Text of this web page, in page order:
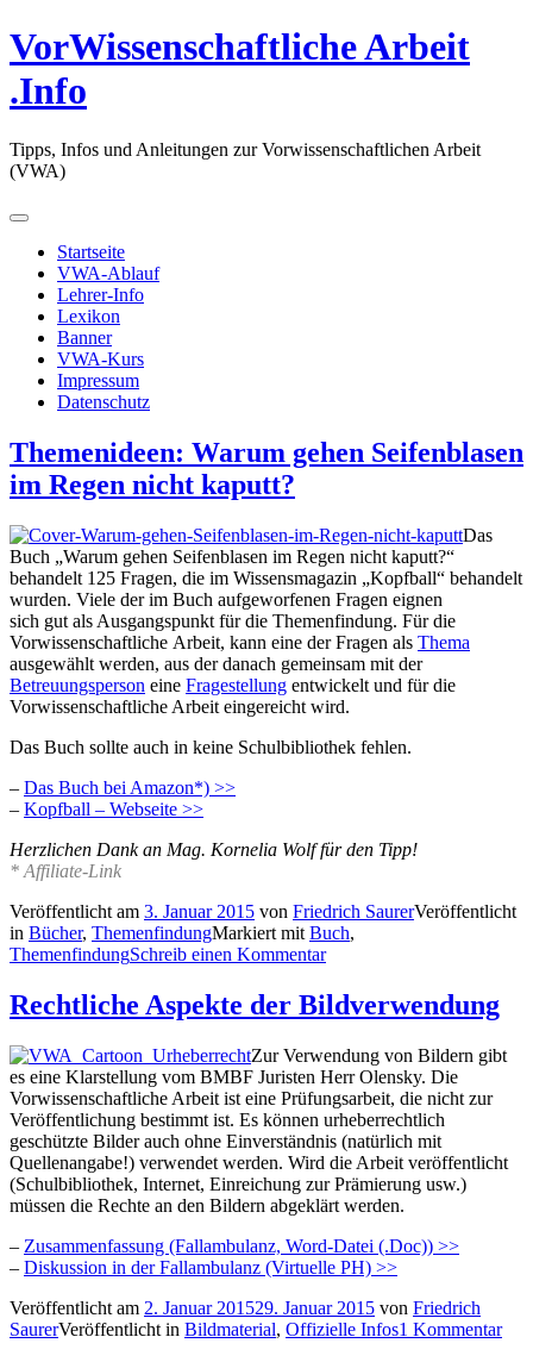
Zum
Inhalt
springen
VorWissenschaftliche Arbeit
.Info
Tipps, Infos und Anleitungen zur Vorwissenschaftlichen Arbeit
(VWA)
Primäres
Startseite
VWA-Ablauf
Lehrer-Info
Lexikon
Banner
VWA-Kurs
Impressum
Datenschutz
Themenideen: Warum gehen Seifenblasen
im Regen nicht kaputt?
Das
Buch „Warum gehen Seifenblasen im Regen nicht kaputt?“
behandelt 125 Fragen, die im Wissensmagazin „Kopfball“ behandelt
wurden. Viele der im Buch aufgeworfenen Fragen eignen
sich gut als Ausgangspunkt für die Themenfindung. Für die
Vorwissenschaftliche Arbeit, kann eine der Fragen als Thema
ausgewählt werden, aus der danach gemeinsam mit der
Betreuungsperson eine Fragestellung entwickelt und für die
Vorwissenschaftliche Arbeit eingereicht wird.
Das Buch sollte auch in keine Schulbibliothek fehlen.
– Das Buch bei Amazon*) >>
– Kopfball – Webseite >>
Herzlichen Dank an Mag. Kornelia Wolf für den Tipp!
* Affiliate-Link
Veröffentlicht am 3. Januar 2015 von Friedrich SaurerVeröffentlicht
in Bücher, ThemenfindungMarkiert mit Buch,
ThemenfindungSchreib einen Kommentar
Rechtliche Aspekte der Bildverwendung
Zur Verwendung von Bildern gibt
es eine Klarstellung vom BMBF Juristen Herr Olensky. Die
Vorwissenschaftliche Arbeit ist eine Prüfungsarbeit, die nicht zur
Veröffentlichung bestimmt ist. Es können urheberrechtlich
geschützte Bilder auch ohne Einverständnis (natürlich mit
Quellenangabe!) verwendet werden. Wird die Arbeit veröffentlicht
(Schulbibliothek, Internet, Einreichung zur Prämierung usw.)
müssen die Rechte an den Bildern abgeklärt werden.
– Zusammenfassung (Fallambulanz, Word-Datei (.Doc)) >>
– Diskussion in der Fallambulanz (Virtuelle PH) >>
Veröffentlicht am 2. Januar 201529. Januar 2015 von Friedrich
SaurerVeröffentlicht in Bildmaterial, Offizielle Infos1 Kommentar